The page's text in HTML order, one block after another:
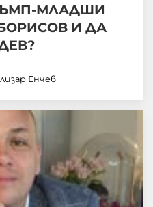
МЛАДШИ
И ДА
Енчев